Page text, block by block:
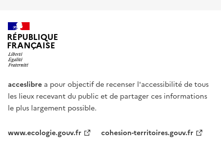
RÉPUBLIQUE
FRANÇAISE
acceslibre a pour objectif de recenser l'accessibilité de tous
les lieux recevant du public et de partager ces informations
le plus largement possible.
www.ecologie.gouv.fr
cohesion-territoires.gouv.fr